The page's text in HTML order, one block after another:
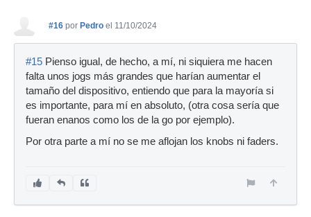
#16 por Pedro el 11/10/2024
#15 Pienso igual, de hecho, a mí, ni siquiera me hacen
falta unos jogs más grandes que harían aumentar el
tamaño del dispositivo, entiendo que para la mayoría si
es importante, para mí en absoluto, (otra cosa sería que
fueran enanos como los de la go por ejemplo).
Por otra parte a mí no se me aflojan los knobs ni faders.